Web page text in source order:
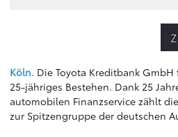
Köln. Die Toyota Kreditbank GmbH
25-jähriges Bestehen. Dank 25
automobilen Finanzservice zählt
zur Spitzengruppe der deutschen